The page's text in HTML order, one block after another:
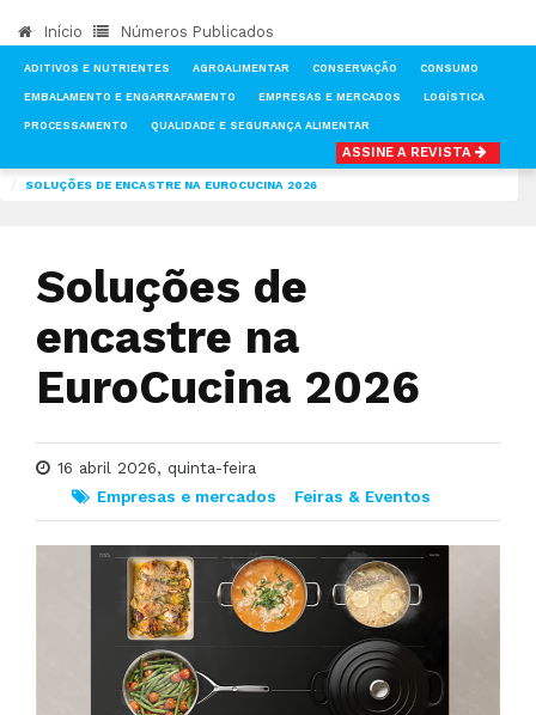
Início Números Publicados
ADITIVOS E NUTRIENTES AGROALIMENTAR CONSERVAÇÃO CONSUMO
EMBALAMENTO E ENGARRAFAMENTO EMPRESAS E MERCADOS LOGÍSTICA
PROCESSAMENTO QUALIDADE E SEGURANÇA ALIMENTAR
ASSINE A REVISTA
SOLUÇÕES DE ENCASTRE NA EUROCUCINA 2026
Soluções de
encastre na
EuroCucina 2026
16 abril 2026, quinta-feira
Empresas e mercados
Feiras & Eventos